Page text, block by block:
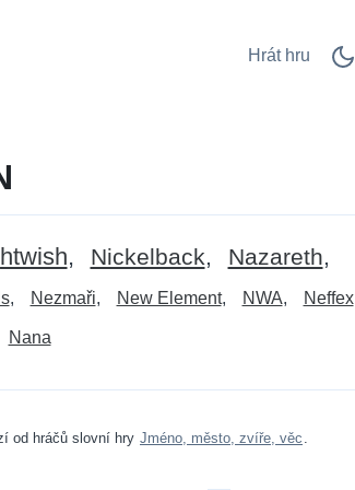
Hrát hru
Nickelback
Nazareth
Nezmaři New Element NWA Neffex
Nana
od hráčů slovní hry Jméno, město, zvíře, věc .